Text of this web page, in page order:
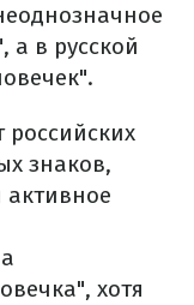
а в русской
российских
знаков,
активное
хотя